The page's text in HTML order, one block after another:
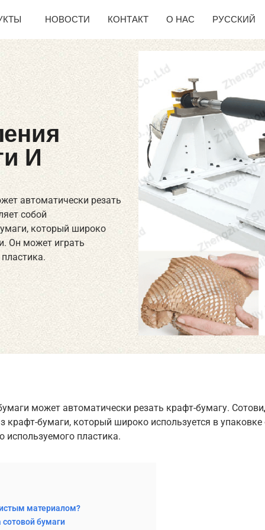
НОВОСТИ КОНТАКТ О НАС РУССКИЙ
И
автоматически резать
собой
который широко
Он может играть
может автоматически резать крафт-бумагу.
бумаги, который широко используется в
используемого пластика.
материалом?
бумаги